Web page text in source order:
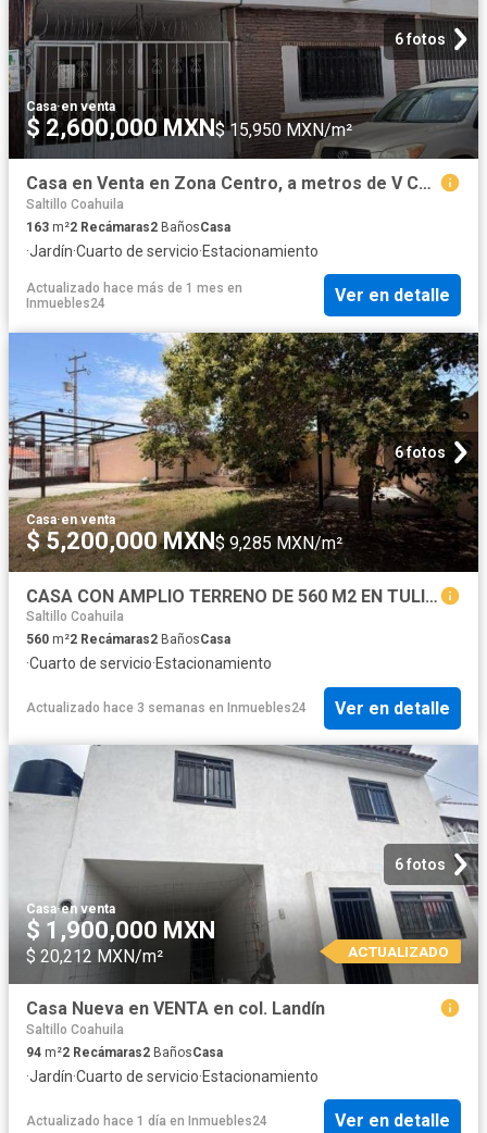
6 fotos
Casa·en venta
$ 2,600,000 MXN$ 15,950 MXN/m²
Casa en Venta en Zona Centro, a metros de V Carranza
Saltillo Coahuila
163 m²2 Recámaras2 BañosCasa
·Jardín·Cuarto de servicio·Estacionamiento
Actualizado hace más de 1 mes en
Inmuebles24
Ver en detalle
6 fotos
Casa·en venta
$ 5,200,000 MXN$ 9,285 MXN/m²
CASA CON AMPLIO TERRENO DE 560 M2 EN TULIPANES, SALTILLO
Saltillo Coahuila
560 m²2 Recámaras2 BañosCasa
·Cuarto de servicio·Estacionamiento
Actualizado hace 3 semanas en Inmuebles24 Ver en detalle
6 fotos
Casa·en venta
$ 1,900,000 MXN
$ 20,212 MXN/m² ACTUALIZADO
Casa Nueva en VENTA en col. Landín
Saltillo Coahuila
94 m²2 Recámaras2 BañosCasa
·Jardín·Cuarto de servicio·Estacionamiento
Actualizado hace 1 día en Inmuebles24 Ver en detalle